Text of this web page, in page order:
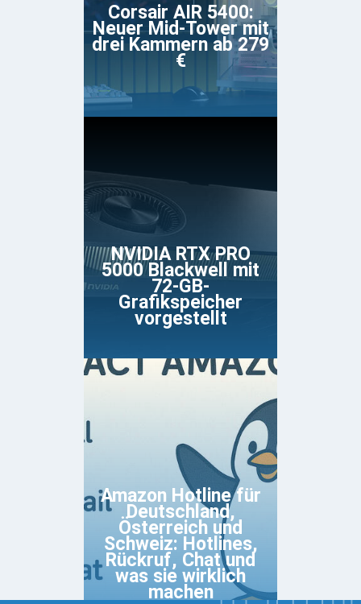
Corsair AIR 5400:
Neuer Mid-Tower mit
drei Kammern ab 279
€
NVIDIA RTX PRO
5000 Blackwell mit
72-GB-
Grafikspeicher
vorgestellt
Amazon Hotline für
Deutschland,
Österreich und
Schweiz: Hotlines,
Rückruf, Chat und
was sie wirklich
machen